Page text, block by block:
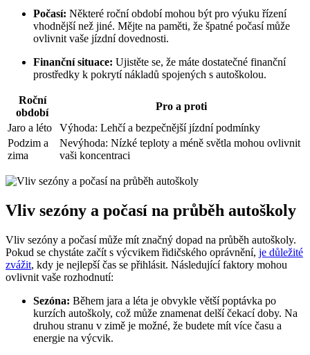
Počasí: Některé roční období mohou být pro ‍výuku ‌řízení
vhodnější než jiné. Mějte⁤ na paměti, že špatné počasí může
ovlivnit vaše jízdní dovednosti.
Finanční⁣ situace: Ujistěte se, ​že máte dostatečné finanční
⁢prostředky k pokrytí nákladů spojených s autoškolou.
Roční
období
Pro a proti
Jaro a⁤ léto
Výhoda: Lehčí a bezpečnější jízdní podmínky
Podzim a
zima
Nevýhoda: Nízké teploty a méně světla mohou ⁤ovlivnit
⁤vaši ⁣koncentraci
Vliv sezóny a počasí na ⁤průběh autoškoly
Vliv ⁣sezóny a počasí může ​mít značný dopad ⁢na průběh autoškoly.​
Pokud se chystáte začít s​ výcvikem řidičského oprávnění,⁤ je důležité
zvážit, kdy⁢ je nejlepší čas se přihlásit. Následující faktory mohou
ovlivnit vaše⁤ rozhodnutí:
Sezóna: ‌Během​ jara a léta je ⁤obvykle větší poptávka‌ po
⁤kurzích autoškoly, což může znamenat ⁤delší čekací doby. Na
druhou stranu v zimě je možné, že budete mít více času ​a
energie ‍na výcvik.